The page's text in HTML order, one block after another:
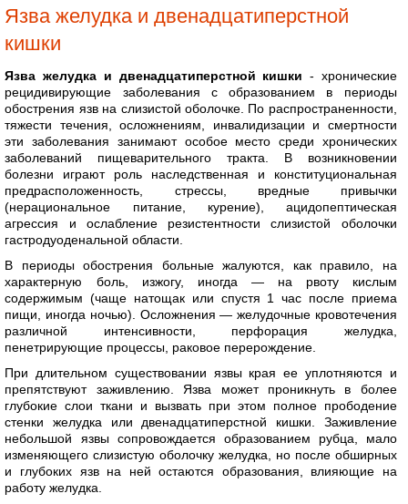
Язва желудка и двенадцатиперстной
кишки
Язва желудка и двенадцатиперстной кишки - хронические
рецидивирующие заболевания с образованием в периоды
обострения язв на слизистой оболочке. По распространенности,
тяжести течения, осложнениям, инвалидизации и смертности
эти заболевания занимают особое место среди хронических
заболеваний пищеварительного тракта. В возникновении
болезни играют роль наследственная и конституциональная
предрасположенность, стрессы, вредные привычки
(нерациональное питание, курение), ацидопептическая
агрессия и ослабление резистентности слизистой оболочки
гастродуоденальной области.
В периоды обострения больные жалуются, как правило, на
характерную боль, изжогу, иногда — на рвоту кислым
содержимым (чаще натощак или спустя 1 час после приема
пищи, иногда ночью). Осложнения — желудочные кровотечения
различной интенсивности, перфорация желудка,
пенетрирующие процессы, раковое перерождение.
При длительном существовании язвы края ее уплотняются и
препятствуют заживлению. Язва может проникнуть в более
глубокие слои ткани и вызвать при этом полное прободение
стенки желудка или двенадцатиперстной кишки. Заживление
небольшой язвы сопровождается образованием рубца, мало
изменяющего слизистую оболочку желудка, но после обширных
и глубоких язв на ней остаются образования, влияющие на
работу желудка.